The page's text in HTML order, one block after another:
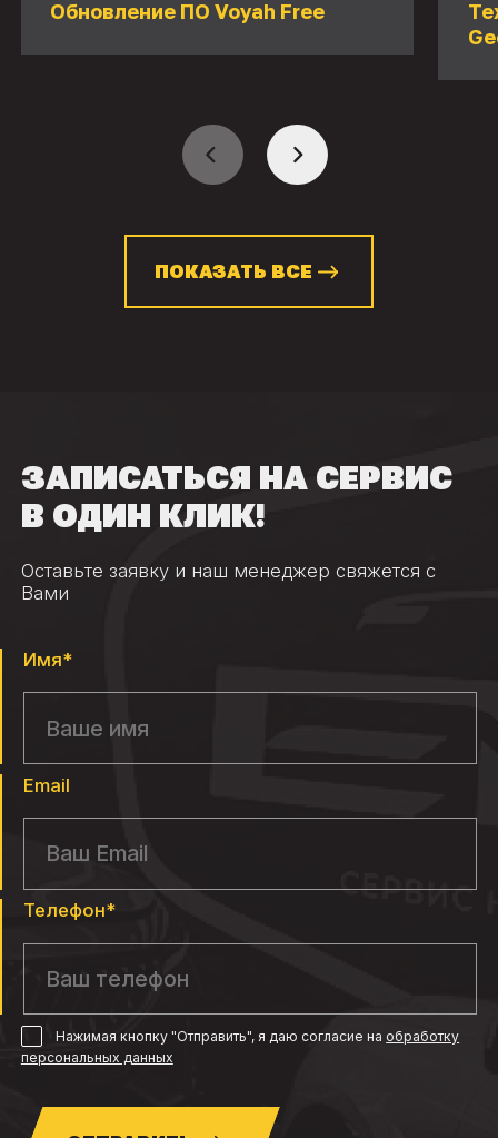
Обновление ПО Voyah Free
ПОКАЗАТЬ ВСЕ
ЗАПИСАТЬСЯ НА СЕРВИС
В ОДИН КЛИК!
Оставьте заявку и наш менеджер свяжется с
Вами
Имя*
Email
Телефон*
Нажимая кнопку "Отправить", я даю согласиена обработку
персональных данных